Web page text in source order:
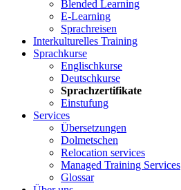
Blended Learning
E-Learning
Sprachreisen
Interkulturelles Training
Sprachkurse
Englischkurse
Deutschkurse
Sprachzertifikate
Einstufung
Services
Übersetzungen
Dolmetschen
Relocation services
Managed Training Services
Glossar